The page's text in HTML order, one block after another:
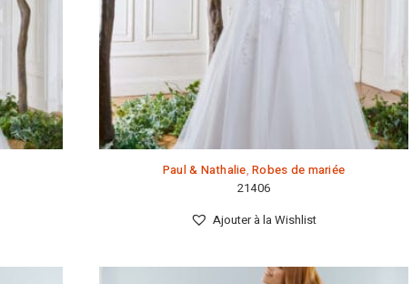
Paul & Nathalie,Robes de mariée
21406
Ajouter à la Wishlist